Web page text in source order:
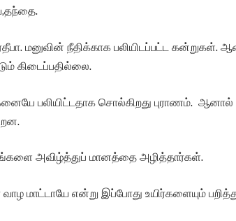
மனுவின் நீதிக்காக பலியிடப்பட்ட
கிடைப்பதில்லை.
பலியிட்டதாக சொல்கிறது புராணம்.
அவிழ்த்துப் மானத்தை அழித்தார்கள்.
மாட்டாயே என்று இப்போது உயிர்களையும்